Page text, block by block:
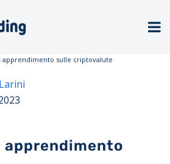
apprendimento sulle criptovalute
apprendimento